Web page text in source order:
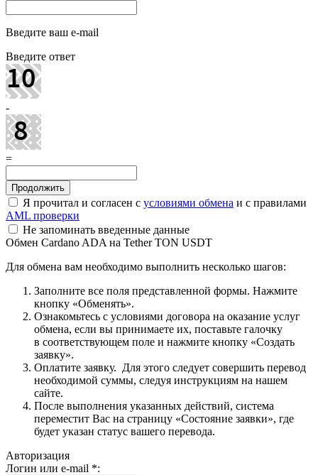
Введите ваш e-mail
Введите ответ
-
=
Я прочитал и согласен с условиями обмена и с правилами
AML проверки
Не запоминать введенные данные
Обмен Cardano ADA на Tether TON USDT
Для обмена вам необходимо выполнить несколько шагов:
Заполните все поля представленной формы. Нажмите
кнопку «Обменять».
Ознакомьтесь с условиями договора на оказание услуг
обмена, если вы принимаете их, поставьте галочку
в соответствующем поле и нажмите кнопку «Создать
заявку».
Оплатите заявку. Для этого следует совершить перевод
необходимой суммы, следуя инструкциям на нашем
сайте.
После выполнения указанных действий, система
переместит Вас на страницу «Состояние заявки», где
будет указан статус вашего перевода.
Авторизация
Логин или e-mail *: